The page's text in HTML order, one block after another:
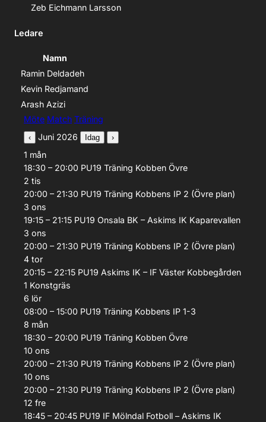
Zeb Eichmann Larsson
Ledare
Namn
Ramin Deldadeh
Kevin Redjamand
Arash Azizi
Aktivitetstyp
Möte Match Träning
‹ Juni 2026 Idag ›
1 mån
18:30 – 20:00 PU19 Träning Kobben Övre
2 tis
20:00 – 21:30 PU19 Träning Kobbens IP 2 (Övre plan)
3 ons
19:15 – 21:15 PU19 Onsala BK – Askims IK Kaparevallen
3 ons
20:00 – 21:30 PU19 Träning Kobbens IP 2 (Övre plan)
4 tor
20:15 – 22:15 PU19 Askims IK – IF Väster Kobbegården
1 Konstgräs
6 lör
08:00 – 15:00 PU19 Träning Kobbens IP 1-3
8 mån
18:30 – 20:00 PU19 Träning Kobben Övre
10 ons
20:00 – 21:30 PU19 Träning Kobbens IP 2 (Övre plan)
10 ons
20:00 – 21:30 PU19 Träning Kobbens IP 2 (Övre plan)
12 fre
18:45 – 20:45 PU19 IF Mölndal Fotboll – Askims IK